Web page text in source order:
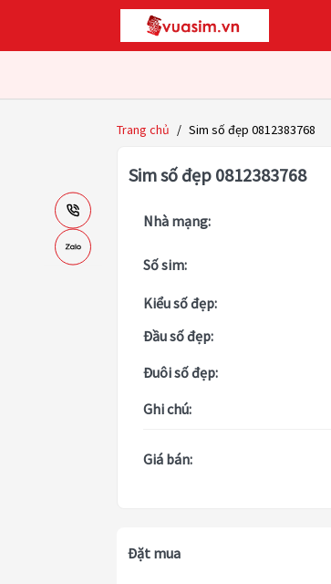
Trang chủ / Sim số đẹp 0812383768
Sim số đẹp 0812383768
Nhà mạng:
Số sim:
Kiểu số đẹp:
Đầu số đẹp:
Đuôi số đẹp:
Ghi chú:
Giá bán:
Đặt mua